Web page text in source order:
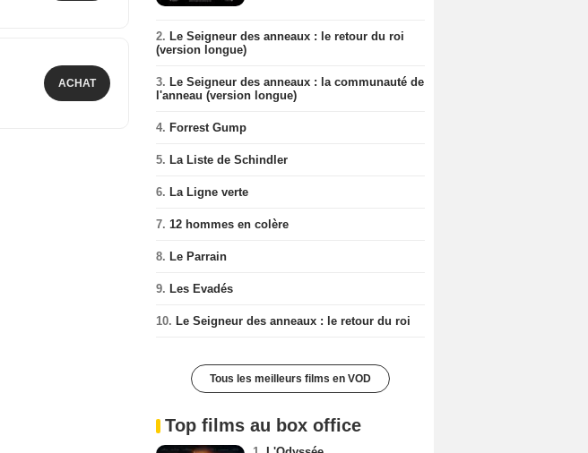
ACHAT
2. Le Seigneur des anneaux : le retour du roi
(version longue)
3. Le Seigneur des anneaux : la communauté de
l'anneau (version longue)
4. Forrest Gump
5. La Liste de Schindler
6. La Ligne verte
7. 12 hommes en colère
8. Le Parrain
9. Les Evadés
10. Le Seigneur des anneaux : le retour du roi
Tous les meilleurs films en VOD
Top films au box office